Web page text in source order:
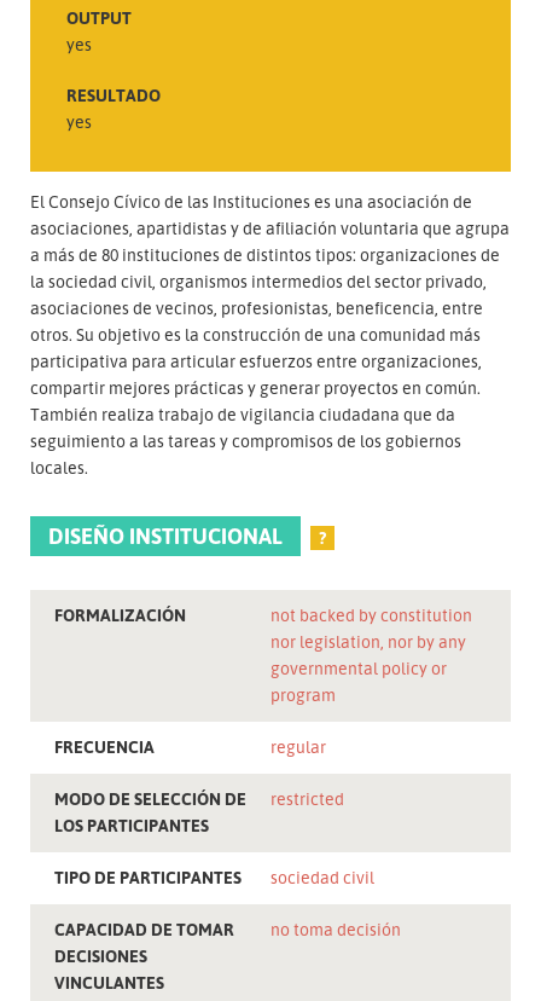
OUTPUT
yes
RESULTADO
yes
El Consejo Cívico de las Instituciones es una asociación de
asociaciones, apartidistas y de afiliación voluntaria que agrupa
a más de 80 instituciones de distintos tipos: organizaciones de
la sociedad civil, organismos intermedios del sector privado,
asociaciones de vecinos, profesionistas, beneficencia, entre
otros. Su objetivo es la construcción de una comunidad más
participativa para articular esfuerzos entre organizaciones,
compartir mejores prácticas y generar proyectos en común.
También realiza trabajo de vigilancia ciudadana que da
seguimiento a las tareas y compromisos de los gobiernos
locales.
DISEÑO INSTITUCIONAL ?
FORMALIZACIÓN
not backed by constitution
nor legislation, nor by any
governmental policy or
program
FRECUENCIA regular
MODO DE SELECCIÓN DE
LOS PARTICIPANTES
restricted
TIPO DE PARTICIPANTES sociedad civil
CAPACIDAD DE TOMAR
DECISIONES
VINCULANTES
no toma decisión